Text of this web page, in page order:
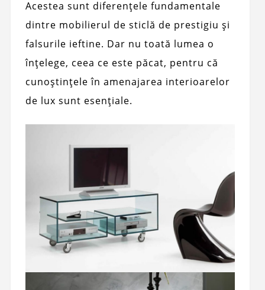
Acestea sunt diferențele fundamentale
dintre mobilierul de sticlă de prestigiu și
falsurile ieftine. Dar nu toată lumea o
înțelege, ceea ce este păcat, pentru că
cunoștințele în amenajarea interioarelor
de lux sunt esențiale.